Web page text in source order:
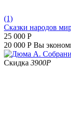
(1)
Сказки народов
25 000 Р
20 000 Р Вы
Скидка 3900Р